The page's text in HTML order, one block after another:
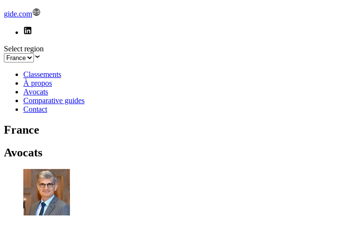
gide.com
Select region
Classements
À propos
Avocats
Comparative guides
Contact
France
Avocats